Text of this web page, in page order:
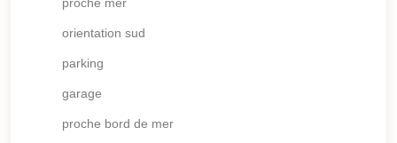
orientation sud
parking
garage
proche bord de mer